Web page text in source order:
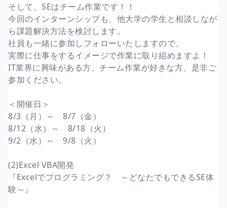
そして、SEはチーム作業です！！
今回のインターンシップも、他大学の学生と相談しなが
ら課題解決方法を検討します。
社員も一緒に参加しフォローいたしますので、
実際に仕事をするイメージで作業に取り組めますよ！
IT業界に興味がある方、チーム作業が好きな方、是非ご
参加ください。
＜開催日＞
8/3（月）～ 8/7（金）
8/12（水）～ 8/18（火）
9/2（水）～ 9/8（火）
(2)Excel VBA開発
『Excelでプログラミング？ ～どなたでもできるSE体
験～』